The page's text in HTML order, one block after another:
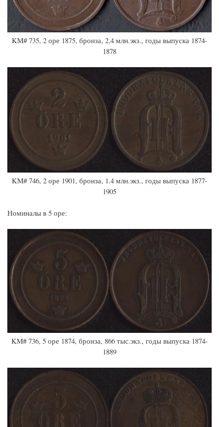
KM# 735, 2 оре 1875, бронза, 2.4 млн.экз., годы выпуска 1874-
1878
KM# 746, 2 оре 1901, бронза, 1.4 млн.экз., годы выпуска 1877-
1905
Номиналы в 5 оре:
KM# 736, 5 оре 1874, бронза, 866 тыс.экз., годы выпуска 1874-
1889